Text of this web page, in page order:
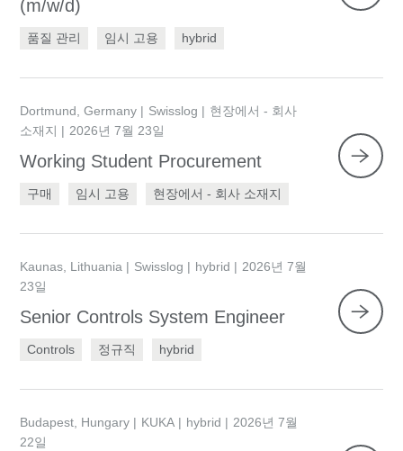
(m/w/d)
품질 관리 임시 고용 hybrid
Dortmund, Germany Swisslog
현장에서 - 회사
소재지
2026년 7월 23일
Working Student Procurement
구매 임시 고용 현장에서 - 회사 소재지
Kaunas, Lithuania Swisslog hybrid
2026년 7월
23일
Senior Controls System Engineer
Controls 정규직 hybrid
Budapest, Hungary KUKA hybrid
2026년 7월
22일